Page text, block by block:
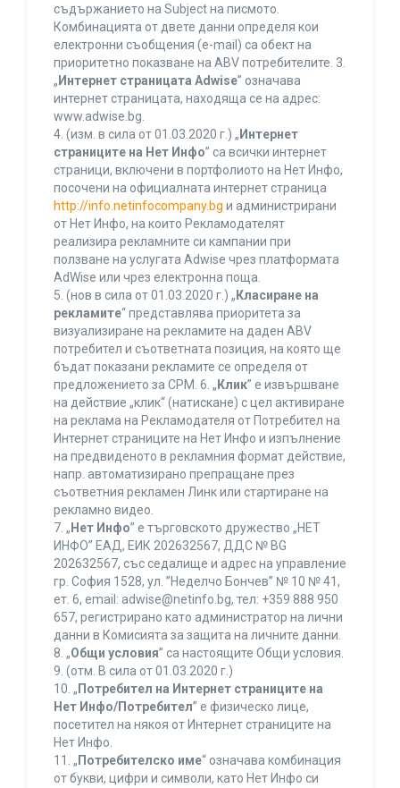
съдържанието на Subject на писмото.
Комбинацията от двете данни определя кои
електронни съобщения (e-mail) са обект на
приоритетно показване на ABV потребителите. 3.
„ Интернет страницата Adwise” означава
интернет страницата, находяща се на адрес:
www.adwise.bg.
4. (изм. в сила от 01.03.2020 г.) „ Интернет
страниците на Нет Инфо” са всички интернет
страници, включени в портфолиото на Нет Инфо,
посочени на официалната интернет страница
http://info.netinfocompany.bg и администрирани
от Нет Инфо, на които Рекламодателят
реализира рекламните си кампании при
ползване на услугата Adwise чрез платформата
AdWise или чрез електронна поща.
5. (нов в сила от 01.03.2020 г.) „ Класиране на
рекламите“ представлява приоритета за
визуализиране на рекламите на даден ABV
потребител и съответната позиция, на която ще
бъдат показани рекламите се определя от
предложението за CPM. 6. „ Клик” е извършване
на действие „клик“ (натискане) с цел активиране
на реклама на Рекламодателя от Потребител на
Интернет страниците на Нет Инфо и изпълнение
на предвиденото в рекламния формат действие,
напр. автоматизирано препращане през
съответния рекламен Линк или стартиране на
рекламно видео.
7. „ Нет Инфо” е търговското дружество „НЕТ
ИНФО” ЕАД, ЕИК 202632567, ДДС № BG
202632567, със седалище и адрес на управление
гр. София 1528, ул. ”Неделчо Бончев” № 10 № 41,
ет. 6, еmail: adwise@netinfo.bg, тел: +359 888 950
657, регистрирано като администратор на лични
данни в Комисията за защита на личните данни.
8. „Общи условия” са настоящите Общи условия.
9. (отм. В сила от 01.03.2020 г.)
10. „ Потребител на Интернет страниците на
Нет Инфо/Потребител” е физическо лице,
посетител на някоя от Интернет страниците на
Нет Инфо.
11. „ Потребителско име“ означава комбинация
от букви, цифри и символи, като Нет Инфо си